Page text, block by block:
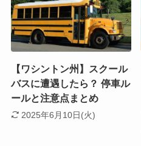
【ワシントン州】スクール
バスに遭遇したら？ 停車ル
ールと注意点まとめ
2025年6月10日(火)